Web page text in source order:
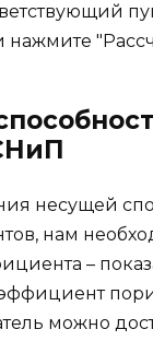
нажмите
несущей
нам
–
можно